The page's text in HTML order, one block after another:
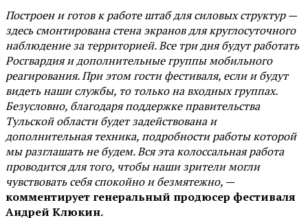
Построен и готов к работе штаб для силовых структур —
здесь смонтирована стена экранов для круглосуточного
наблюдение за территорией. Все три дня будут работать
Росгвардия и дополнительные группы мобильного
реагирования. При этом гости фестиваля, если и будут
видеть наши службы, то только на входных группах.
Безусловно, благодаря поддержке правительства
Тульской области будет задействована и
дополнительная техника, подробности работы которой
мы разглашать не будем. Вся эта колоссальная работа
проводится для того, чтобы наши зрители могли
чувствовать себя спокойно и безмятежно, —
комментирует генеральный продюсер фестиваля
Андрей Клюкин.